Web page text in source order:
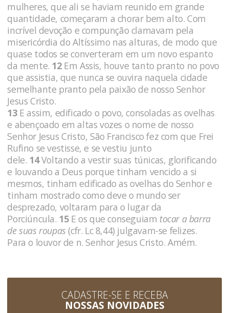
mulheres, que ali se haviam reunido em grande
quantidade, começaram a chorar bem alto. Com
incrível devoção e compunção clamavam pela
misericórdia do Altíssimo nas alturas, de modo que
quase todos se converteram em um novo espanto
da mente. 12Em Assis, houve tanto pranto no povo
que assistia, que nunca se ouvira naquela cidade
semelhante pranto pela paixão de nosso Senhor
Jesus Cristo.
13E assim, edificado o povo, consoladas as ovelhas
e abençoado em altas vozes o nome de nosso
Senhor Jesus Cristo, São Francisco fez com que Frei
Rufino se vestisse, e se vestiu junto
dele. 14Voltando a vestir suas túnicas, glorificando
e louvando a Deus porque tinham vencido a si
mesmos, tinham edificado as ovelhas do Senhor e
tinham mostrado como deve o mundo ser
desprezado, voltaram para o lugar da
Porciúncula. 15E os que conseguiam tocar a barra
de suas roupas (cfr. Lc 8,44) julgavam-se felizes.
Para o louvor de n. Senhor Jesus Cristo. Amém.
CADASTRE-SE E RECEBA
NOSSAS NOVIDADES